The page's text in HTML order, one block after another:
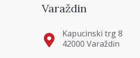
Varaždin
Kapucinski trg 8
42000 Varaždin